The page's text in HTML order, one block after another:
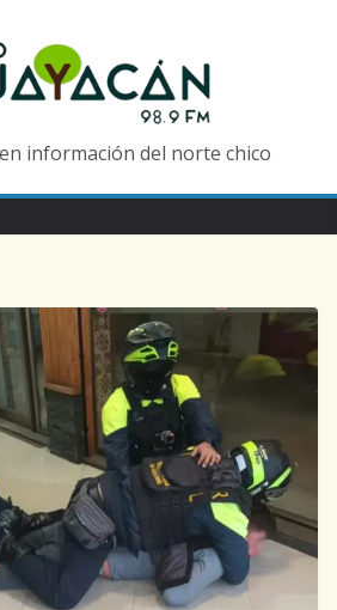
información del norte chico